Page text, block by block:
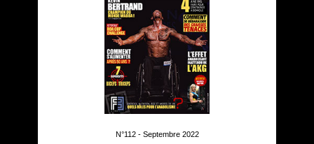
N°112 - Septembre 2022